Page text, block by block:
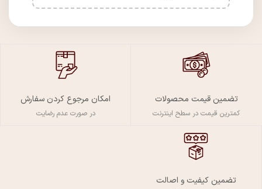
تضمین قیمت محصولات
کمترین قیمت در سطح اینترنت
امکان مرجوع کردن سفارش
در صورت عدم رضایت
تضمین کیفیت و اصالت